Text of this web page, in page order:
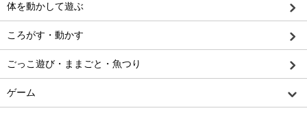
体を動かして遊ぶ
ころがす・動かす
ごっこ遊び・ままごと・魚つり
ゲーム